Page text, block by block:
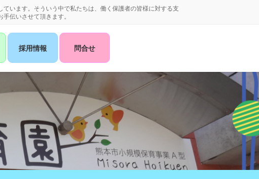
います。そういう中で私たちは、働く保護者の皆様に対する支
伝いさせて頂きます。
採用情報 問合せ